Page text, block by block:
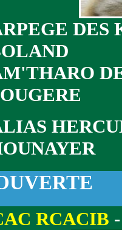
DES
RCACIB